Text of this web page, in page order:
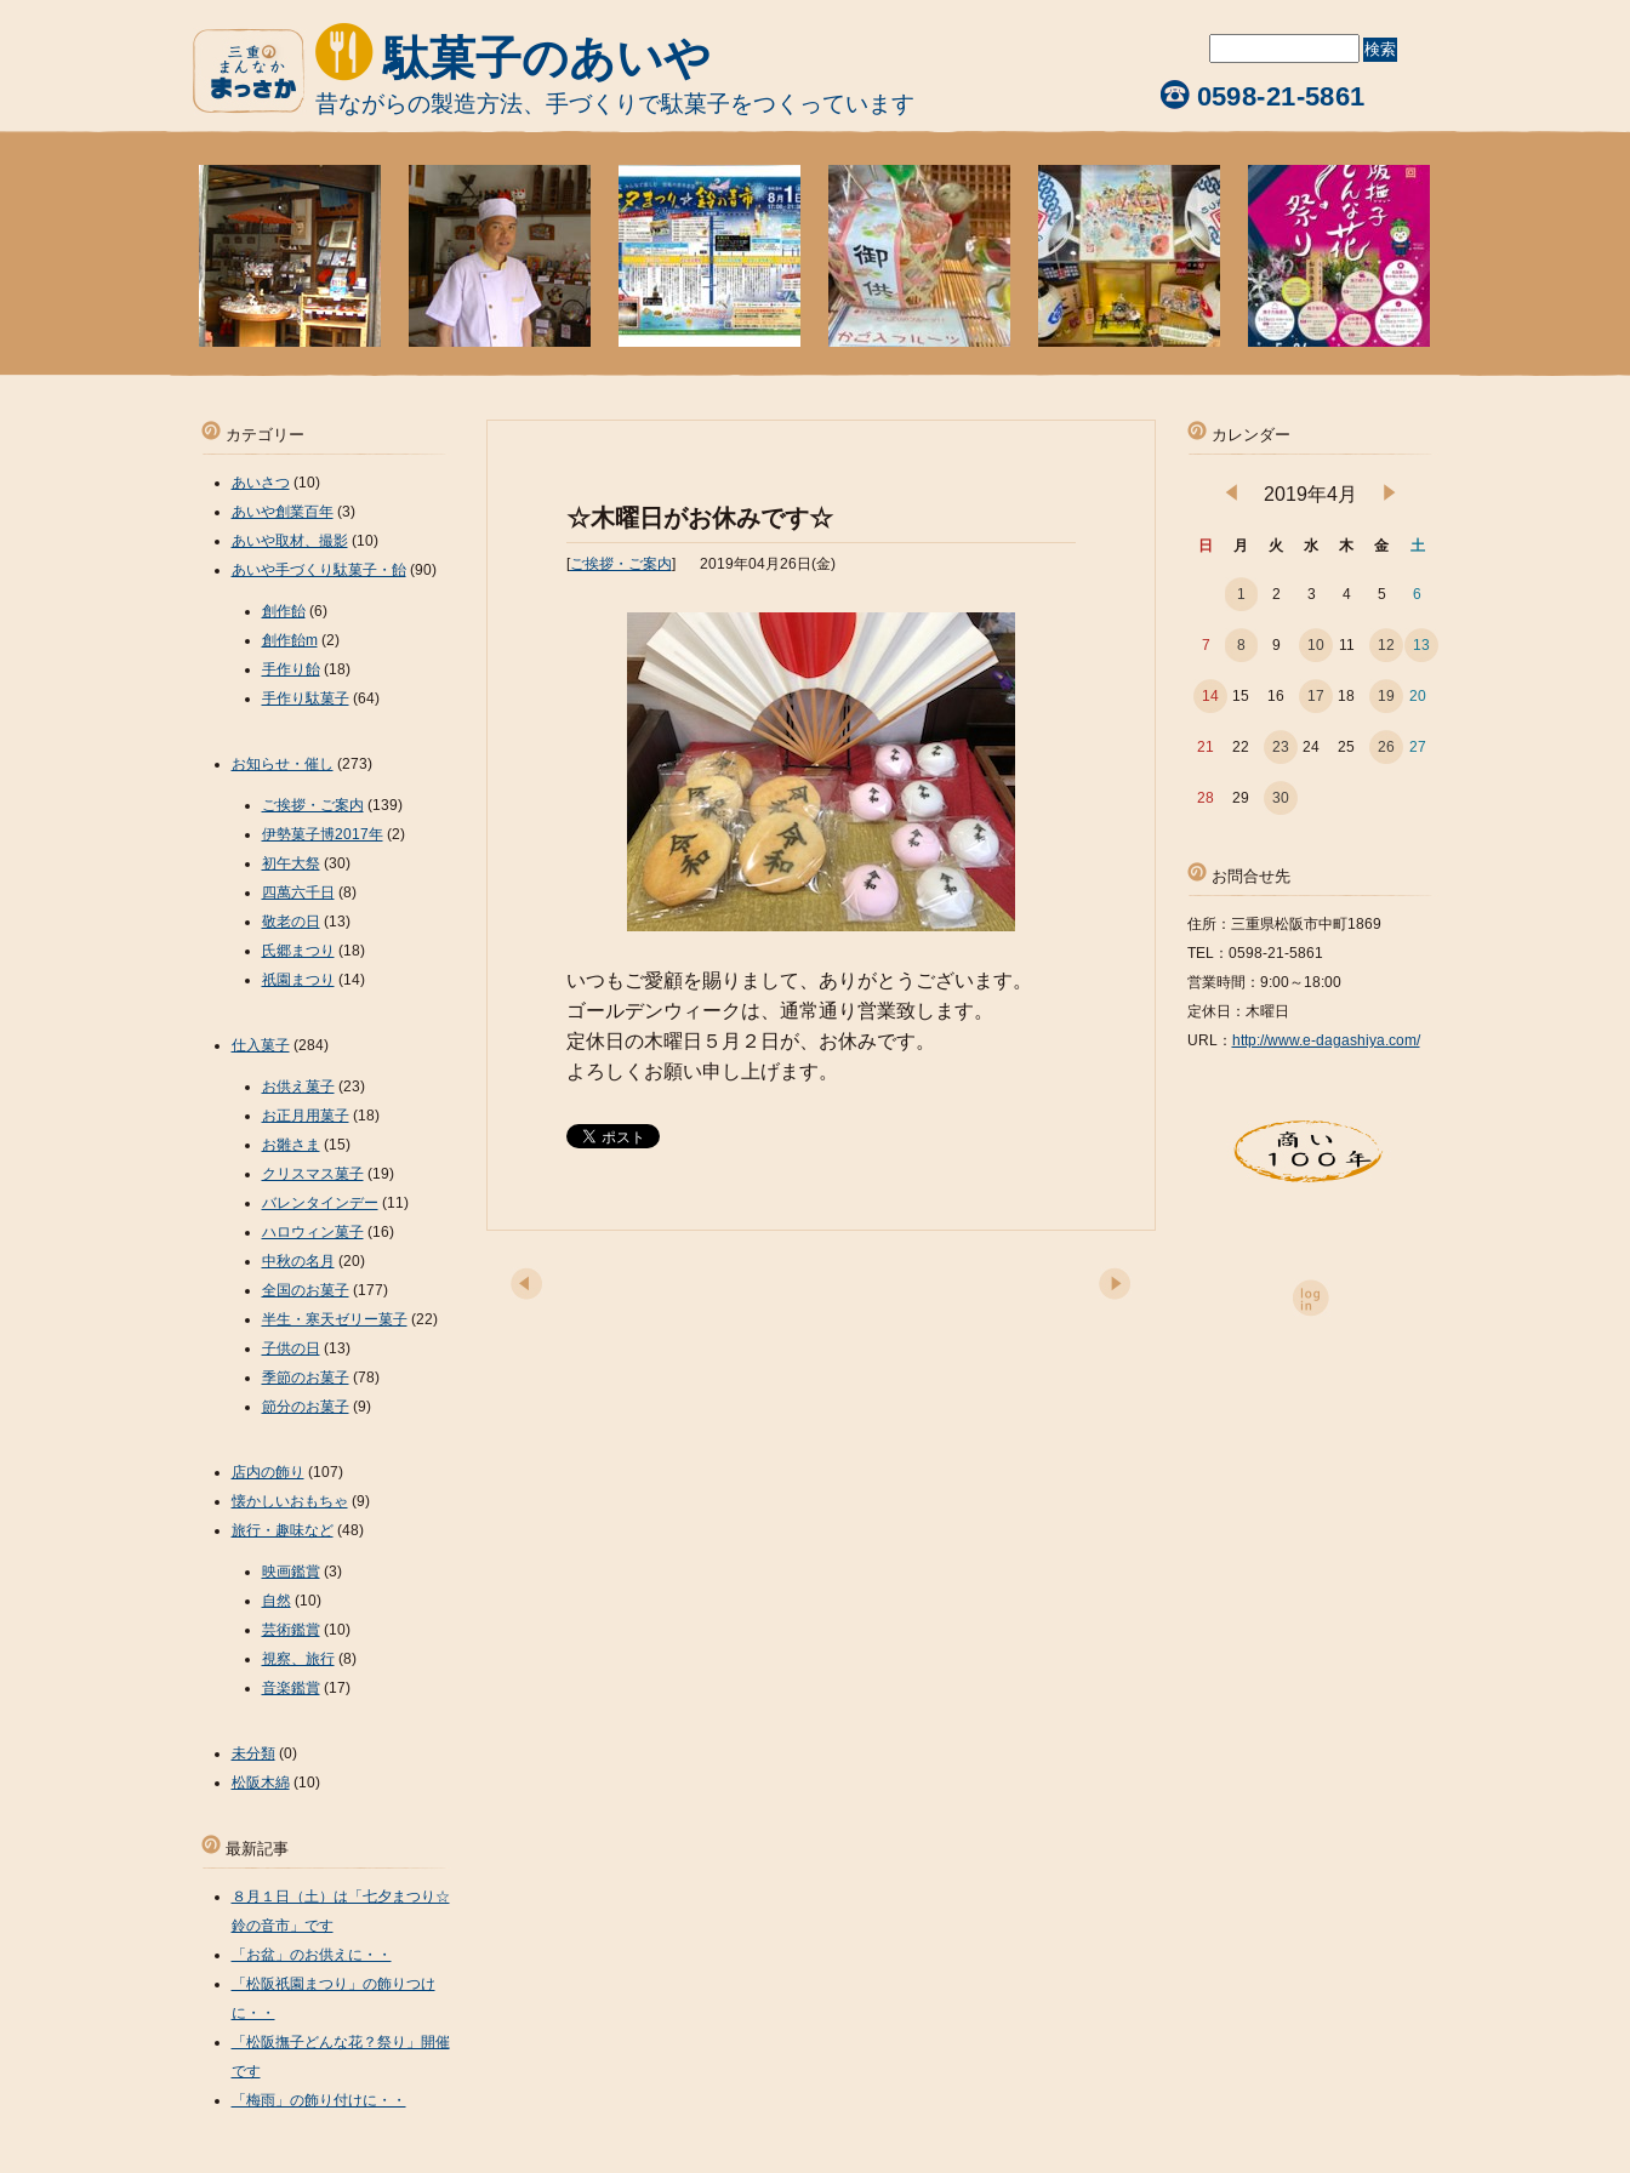
駄菓子のあいや
昔ながらの製造方法、手づくりで駄菓子をつくっています 0598-21-5861
☆木曜日がお休みです☆
[ご挨拶・ご案内] 2019年04月26日(金)
いつもご愛顧を賜りまして、ありがとうございます。
ゴールデンウィークは、通常通り営業致します。
定休日の木曜日５月２日が、お休みです。
よろしくお願い申し上げます。
カテゴリー
あいさつ (10)
あいや創業百年(3)
あいや取材、撮影(10)
あいや手づくり駄菓子・飴(90)
創作飴(6)
創作飴m(2)
手作り飴(18)
手作り駄菓子(64)
お知らせ・催し (273)
ご挨拶・ご案内 (139)
伊勢菓子博2017年(2)
初午大祭(30)
四萬六千日 (8)
敬老の日 (13)
氏郷まつり (18)
祇園まつり (14)
仕入菓子(284)
お供え菓子(23)
お正月用菓子(18)
お雛さま (15)
クリスマス菓子(19)
バレンタインデー (11)
ハロウィン菓子(16)
中秋の名月 (20)
全国のお菓子(177)
半生・寒天ゼリー菓子(22)
子供の日 (13)
季節のお菓子(78)
節分のお菓子(9)
店内の飾り (107)
懐かしいおもちゃ (9)
旅行・趣味など(48)
映画鑑賞(3)
自然(10)
芸術鑑賞(10)
視察、旅行(8)
音楽鑑賞(17)
未分類(0)
松阪木綿(10)
最新記事
８月１日（土）は「七夕まつり☆
鈴の音市」です
「お盆」のお供えに・・
「松阪祇園まつり」の飾りつけ
に・・
「松阪撫子どんな花？祭り」開催
です
「梅雨」の飾り付けに・・
カレンダー
2019年4月
日 月 火 水 木 金 土
1 2 3 4 5 6
7 8 9 10 11 12 13
14 15 16 17 18 19 20
21 22 23 24 25 26 27
28 29 30
お問合せ先
住所：三重県松阪市中町1869
TEL：0598-21-5861
営業時間：9:00～18:00
定休日：木曜日
URL： http://www.e-dagashiya.com/